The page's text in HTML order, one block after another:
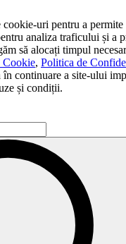
cookie-uri pentru a permite
analiza traficului și a
să alocați timpul
Cookie, Politica de
continuare a site-ului
și condiții.